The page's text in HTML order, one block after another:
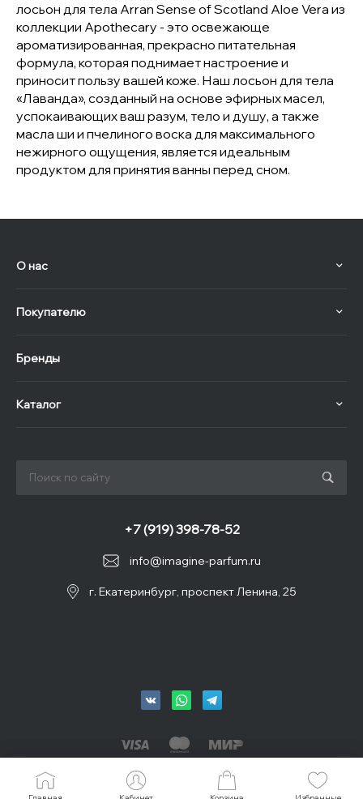
лосьон для тела Arran Sense of Scotland Aloe Vera из
коллекции Apothecary - это освежающе
ароматизированная, прекрасно питательная
формула, которая поднимает настроение и
приносит пользу вашей коже. Наш лосьон для тела
«Лаванда», созданный на основе эфирных масел,
успокаивающих ваш разум, тело и душу, а также
масла ши и пчелиного воска для максимального
нежирного ощущения, является идеальным
продуктом для принятия ванны перед сном.
О нас
Покупателю
Бренды
Каталог
info@imagine-parfum.ru
+7 (919) 398-78-52
г. Екатеринбург, проспект Ленина, 25
© 2026 IMAGINE, Все права защищены